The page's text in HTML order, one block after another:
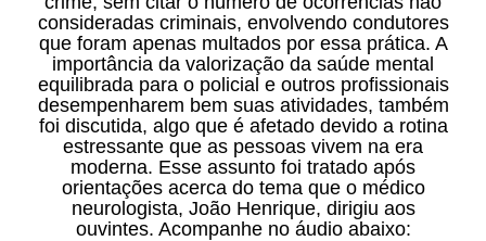
consideradas criminais, envolvendo condutores
que foram apenas multados por essa prática. A
importância da valorização da saúde mental
equilibrada para o policial e outros profissionais
desempenharem bem suas atividades, também
foi discutida, algo que é afetado devido a rotina
estressante que as pessoas vivem na era
moderna. Esse assunto foi tratado após
orientações acerca do tema que o médico
neurologista, João Henrique, dirigiu aos
ouvintes. Acompanhe no áudio abaixo: